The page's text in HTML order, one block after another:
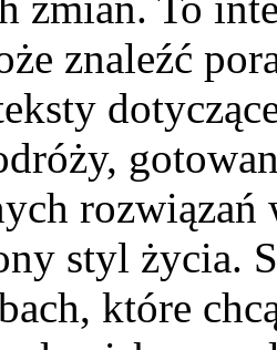
znaleźć
rozwiązań
styl życia.
które